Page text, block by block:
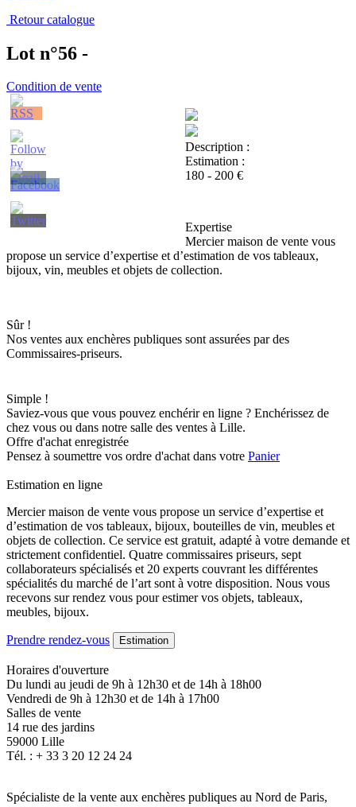
Retour catalogue
Lot n°56 -
Condition de vente
Description :
Estimation :
180 - 200 €
Expertise
Mercier maison de vente vous
propose un service d’expertise et d’estimation de vos tableaux,
bijoux, vin, meubles et objets de collection.
Sûr !
Nos ventes aux enchères publiques sont assurées par des
Commissaires-priseurs.
Simple !
Saviez-vous que vous pouvez enchérir en ligne ? Enchérissez de
chez vous ou dans notre salle des ventes à Lille.
Offre d'achat enregistrée
Pensez à soumettre vos ordre d'achat dans votre Panier
Estimation en ligne
Mercier maison de vente vous propose un service d’expertise et
d’estimation de vos tableaux, bijoux, bouteilles de vin, meubles et
objets de collection. Ce service est gratuit, adapté à votre demande et
strictement confidentiel. Quatre commissaires priseurs, sept
collaborateurs spécialisés et 20 experts couvrant les différentes
spécialités du marché de l’art sont à votre disposition. Nous vous
recevons sur rendez vous pour estimer vos objets, tableaux,
meubles, bijoux.
Prendre rendez-vous Estimation
Horaires d'ouverture
Du lundi au jeudi de 9h à 12h30 et de 14h à 18h00
Vendredi de 9h à 12h30 et de 14h à 17h00
Salles de vente
14 rue des jardins
59000 Lille
Tél. : + 33 3 20 12 24 24
Spécialiste de la vente aux enchères publiques au Nord de Paris,